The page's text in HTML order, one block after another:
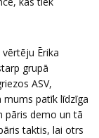
Ērika
grupā
ASV,
patīk līdzīga
pāris demo un tā
taktis, lai otrs